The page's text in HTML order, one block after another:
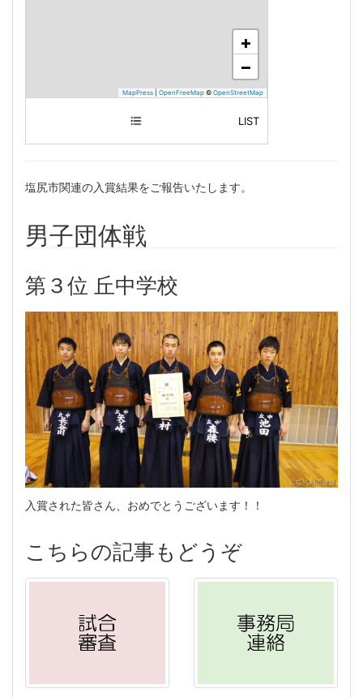
+
−
MapPress OpenFreeMap © OpenStreetMap
LIST
塩尻市関連の入賞結果をご報告いたします。
男子団体戦
第３位 丘中学校
入賞された皆さん、おめでとうございます！！
こちらの記事もどうぞ